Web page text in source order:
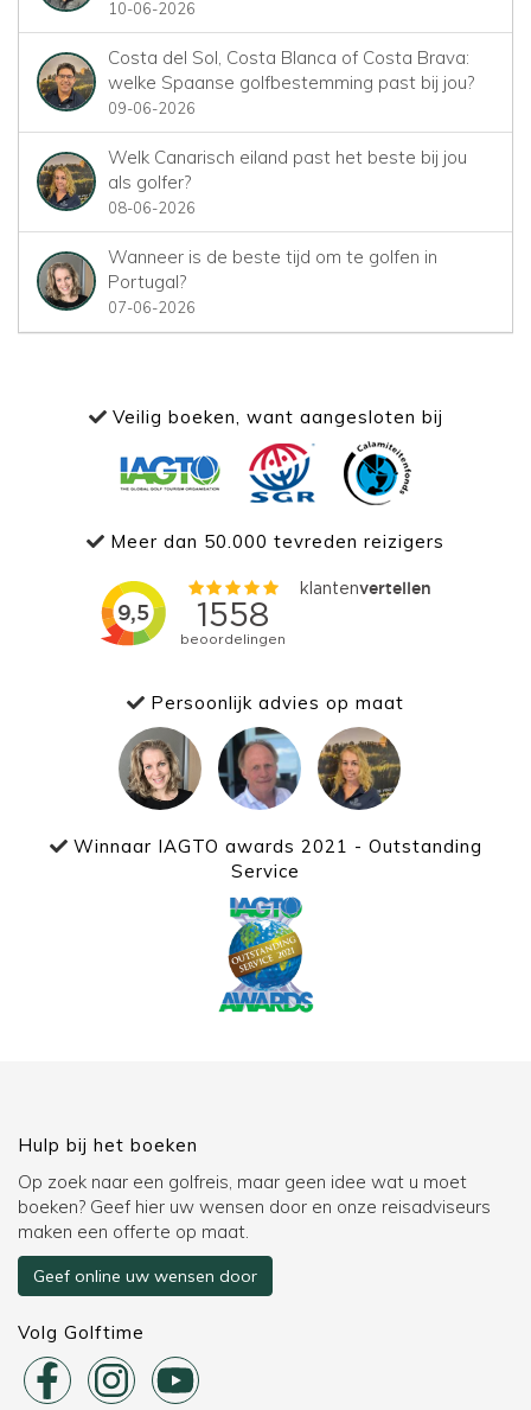
10-06-2026
Costa del Sol, Costa Blanca of Costa Brava:
welke Spaanse golfbestemming past bij jou?
09-06-2026
Welk Canarisch eiland past het beste bij jou
als golfer?
08-06-2026
Wanneer is de beste tijd om te golfen in
Portugal?
07-06-2026
Veilig boeken, want aangesloten bij
Meer dan 50.000 tevreden reizigers
Persoonlijk advies op maat
Winnaar IAGTO awards 2021 - Outstanding
Service
Hulp bij het boeken
Op zoek naar een golfreis, maar geen idee wat u moet
boeken? Geef hier uw wensen door en onze reisadviseurs
maken een offerte op maat.
Geef online uw wensen door
Volg Golftime